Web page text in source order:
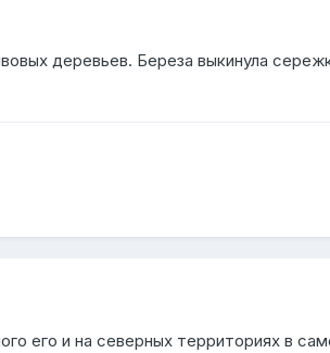
деревьев. Береза выкинула
его и на северных территориях в